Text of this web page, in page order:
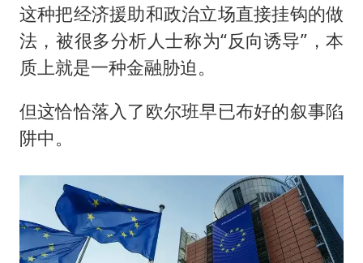
这种把经济援助和政治立场直接挂钩的做
法，被很多分析人士称为“反向诱导”，本
质上就是一种金融胁迫。
但这恰恰落入了欧尔班早已布好的叙事陷
阱中。